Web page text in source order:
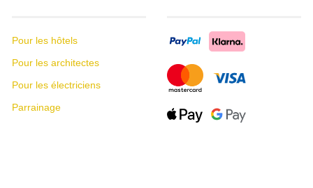
Pour les hôtels
Pour les architectes
Pour les électriciens
Parrainage